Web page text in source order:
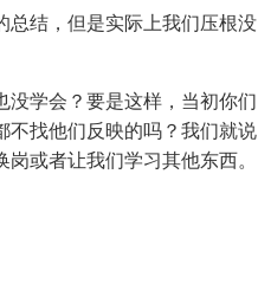
总结，但是实际上我们压根没
没学会？要是这样，当初你们
不找他们反映的吗？我们就说
或者让我们学习其他东西。